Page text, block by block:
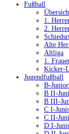
Fußball
1.
2.
Alte
Altliga
1.
Kicker-
Jugendfußball
B-
B II-
B III-
C I-
C II-
D I-